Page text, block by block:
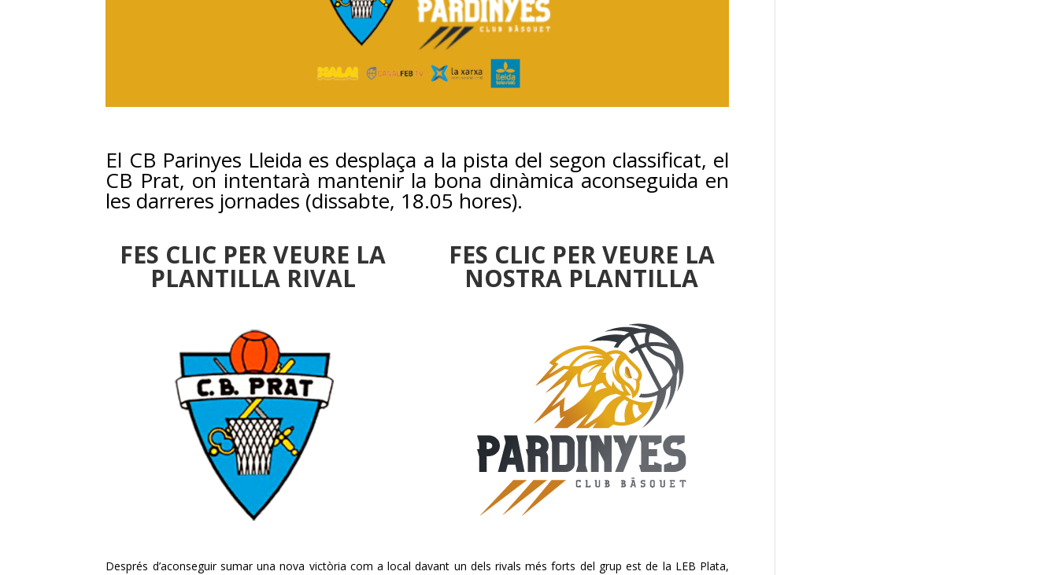
El CB Parinyes Lleida es desplaça a la pista del segon classificat, el
CB Prat, on intentarà mantenir la bona dinàmica aconseguida en
les darreres jornades (dissabte, 18.05 hores).
FES CLIC PER VEURE LA
PLANTILLA RIVAL
FES CLIC PER VEURE LA
NOSTRA PLANTILLA
Després d’aconseguir sumar una nova victòria com a local davant un dels rivals més forts del grup est de la LEB Plata,